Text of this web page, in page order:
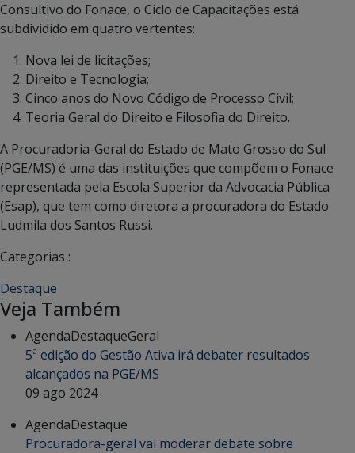
Consultivo do Fonace, o Ciclo de Capacitações está
subdividido em quatro vertentes:
Nova lei de licitações;
Direito e Tecnologia;
Cinco anos do Novo Código de Processo Civil;
Teoria Geral do Direito e Filosofia do Direito.
A Procuradoria-Geral do Estado de Mato Grosso do Sul
(PGE/MS) é uma das instituições que compõem o Fonace
representada pela Escola Superior da Advocacia Pública
(Esap), que tem como diretora a procuradora do Estado
Ludmila dos Santos Russi.
Categorias :
Destaque
Veja Também
AgendaDestaqueGeral
5ª edição do Gestão Ativa irá debater resultados
alcançados na PGE/MS
09 ago 2024
AgendaDestaque
Procuradora-geral vai moderar debate sobre